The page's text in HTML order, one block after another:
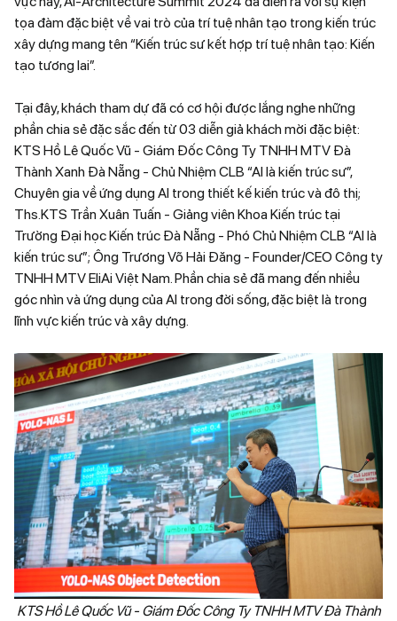
tọa đàm đặc biệt về vai trò của trí tuệ nhân tạo trong kiến trúc
xây dựng mang tên “Kiến trúc sư kết hợp trí tuệ nhân tạo: Kiến
tạo tương lai”.
Tại đây, khách tham dự đã có cơ hội được lắng nghe những
phần chia sẻ đặc sắc đến từ 03 diễn giả khách mời đặc biệt:
KTS Hồ Lê Quốc Vũ - Giám Đốc Công Ty TNHH MTV Đà
Thành Xanh Đà Nẵng - Chủ Nhiệm CLB “AI là kiến trúc sư”,
Chuyên gia về ứng dụng AI trong thiết kế kiến trúc và đô thị;
Ths.KTS Trần Xuân Tuấn - Giảng viên Khoa Kiến trúc tại
Trường Đại học Kiến trúc Đà Nẵng - Phó Chủ Nhiệm CLB “AI là
kiến trúc sư”; Ông Trương Võ Hải Đăng - Founder/CEO Công ty
TNHH MTV EliAi Việt Nam. Phần chia sẻ đã mang đến nhiều
góc nhìn và ứng dụng của AI trong đời sống, đặc biệt là trong
lĩnh vực kiến trúc và xây dựng.
KTS Hồ Lê Quốc Vũ - Giám Đốc Công Ty TNHH MTV Đà Thành